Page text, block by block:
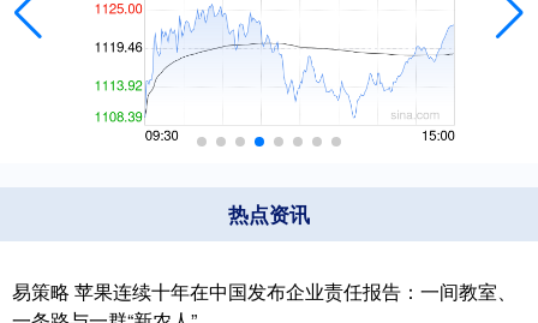
热点资讯
易策略 苹果连续十年在中国发布企业责任报告：一间教室、